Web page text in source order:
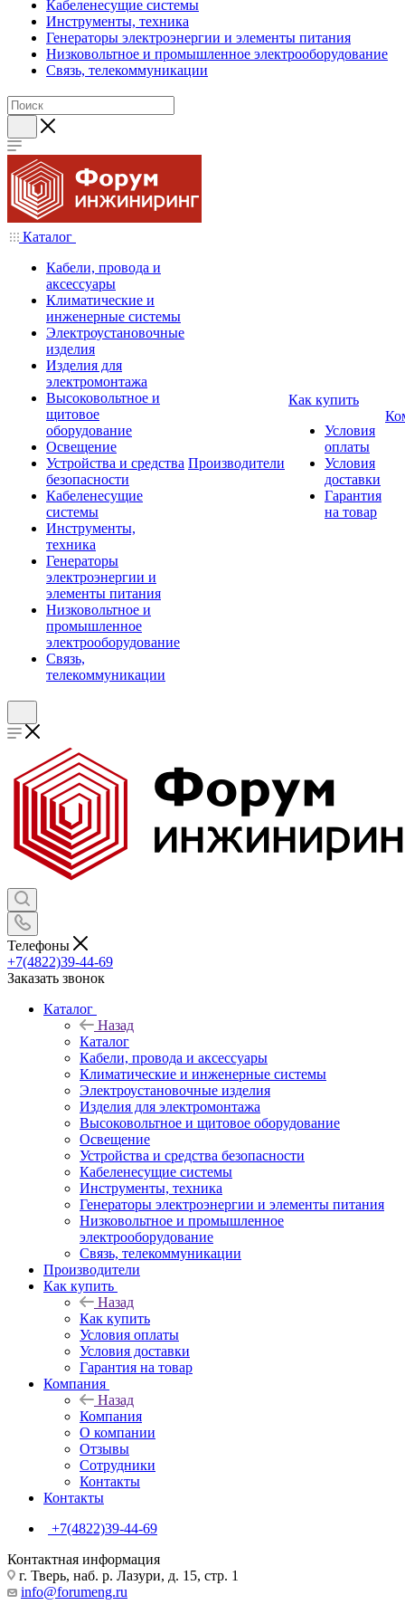
Кабеленесущие системы
Инструменты, техника
Генераторы электроэнергии и элементы питания
Низковольтное и промышленное электрооборудование
Связь, телекоммуникации
Каталог
Кабели, провода и
аксессуары
Климатические и
инженерные системы
Электроустановочные
изделия
Изделия для
электромонтажа
Высоковольтное и
щитовое
оборудование
Освещение
Устройства и средства
безопасности
Кабеленесущие
системы
Инструменты,
техника
Генераторы
электроэнергии и
элементы питания
Низковольтное и
промышленное
электрооборудование
Связь,
телекоммуникации
Производители
Как купить
Условия
оплаты
Условия
доставки
Гарантия
на товар
Телефоны
+7(4822)39-44-69
Заказать звонок
Каталог
Назад
Каталог
Кабели, провода и аксессуары
Климатические и инженерные системы
Электроустановочные изделия
Изделия для электромонтажа
Высоковольтное и щитовое оборудование
Освещение
Устройства и средства безопасности
Кабеленесущие системы
Инструменты, техника
Генераторы электроэнергии и элементы питания
Низковольтное и промышленное
электрооборудование
Связь, телекоммуникации
Производители
Как купить
Назад
Как купить
Условия оплаты
Условия доставки
Гарантия на товар
Компания
Назад
Компания
О компании
Отзывы
Сотрудники
Контакты
Контакты
+7(4822)39-44-69
Контактная информация
г. Тверь, наб. р. Лазури, д. 15, стр. 1
info@forumeng.ru